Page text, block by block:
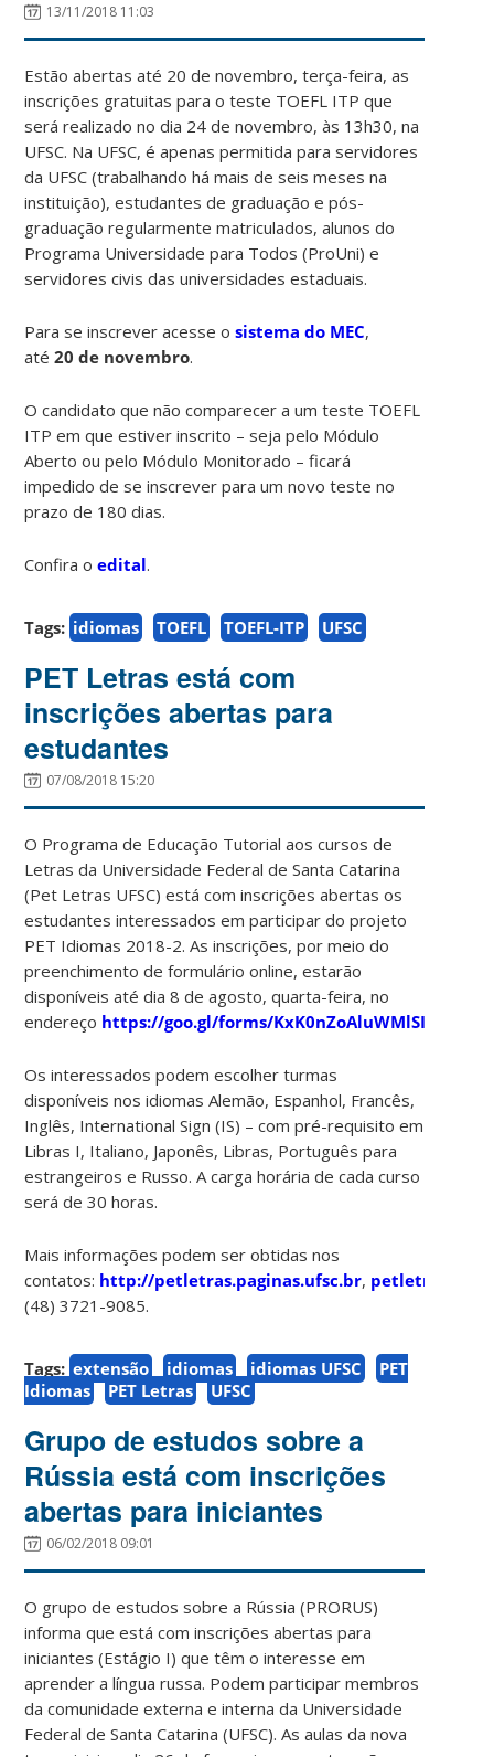
13/11/2018 11:03
Estão abertas até 20 de novembro, terça-feira, as
inscrições gratuitas para o teste TOEFL ITP que
será realizado no dia 24 de novembro, às 13h30, na
UFSC. Na UFSC, é apenas permitida para servidores
da UFSC (trabalhando há mais de seis meses na
instituição), estudantes de graduação e pós-
graduação regularmente matriculados, alunos do
Programa Universidade para Todos (ProUni) e
servidores civis das universidades estaduais.
Para se inscrever acesse osistema do MEC,
até20 de novembro.
O candidato que não comparecer a um teste TOEFL
ITP em que estiver inscrito – seja pelo Módulo
Aberto ou pelo Módulo Monitorado – ficará
impedido de se inscrever para um novo teste no
prazo de 180 dias.
Confira oedital.
Tags: idiomas TOEFL TOEFL-ITP UFSC
PET Letras está com
inscrições abertas para
estudantes
07/08/2018 15:20
O Programa de Educação Tutorial aos cursos de
Letras da Universidade Federal de Santa Catarina
(Pet Letras UFSC) está com inscrições abertas os
estudantes interessados em participar do projeto
PET Idiomas 2018-2. As inscrições, por meio do
preenchimento de formulário online, estarão
disponíveis até dia 8 de agosto, quarta-feira, no
endereço https://goo.gl/forms/KxK0nZoAluWMlSI32
Os interessados podem escolher turmas
disponíveis nos idiomas Alemão, Espanhol, Francês,
Inglês, International Sign (IS) – com pré-requisito em
Libras I, Italiano, Japonês, Libras, Português para
estrangeiros e Russo. A carga horária de cada curso
será de 30 horas.
Mais informações podem ser obtidas nos
contatos: http://petletras.paginas.ufsc.br,
(48) 3721-9085.
Tags: extensão idiomas idiomas UFSC
PET
Idiomas
PET Letras UFSC
Grupo de estudos sobre a
Rússia está com inscrições
abertas para iniciantes
06/02/2018 09:01
O grupo de estudos sobre a Rússia (PRORUS)
informa que está com inscrições abertas para
iniciantes (Estágio I) que têm o interesse em
aprender a língua russa. Podem participar membros
da comunidade externa e interna da Universidade
Federal de Santa Catarina (UFSC). As aulas da nova